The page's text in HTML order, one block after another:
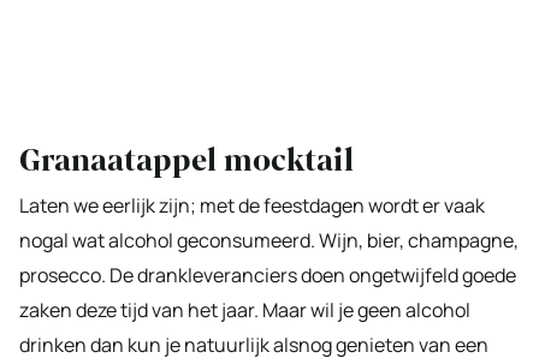
Granaatappel mocktail
Laten we eerlijk zijn; met de feestdagen wordt er vaak
nogal wat alcohol geconsumeerd. Wijn, bier, champagne,
prosecco. De drankleveranciers doen ongetwijfeld goede
zaken deze tijd van het jaar. Maar wil je geen alcohol
drinken dan kun je natuurlijk alsnog genieten van een